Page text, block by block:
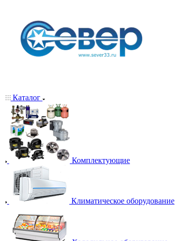
Каталог
Комплектующие
Климатическое оборудование